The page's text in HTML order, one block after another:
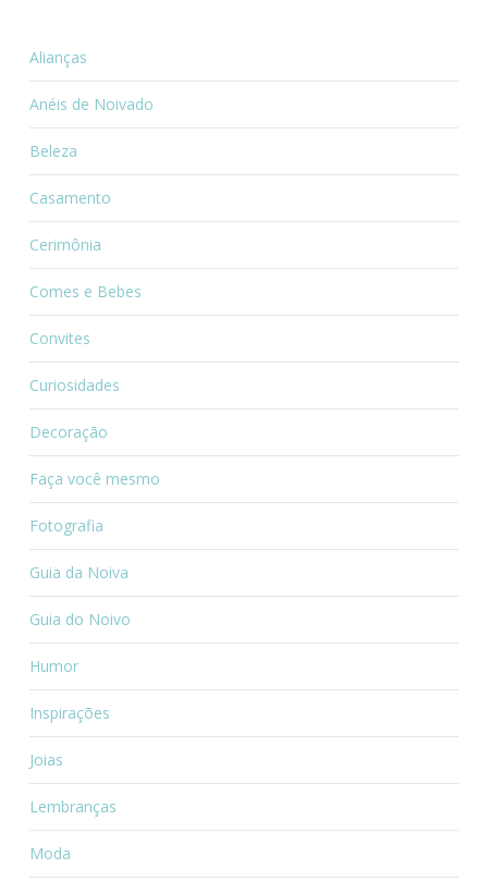
Alianças
Anéis de Noivado
Beleza
Casamento
Cerimônia
Comes e Bebes
Convites
Curiosidades
Decoração
Faça você mesmo
Fotografia
Guia da Noiva
Guia do Noivo
Humor
Inspirações
Joias
Lembranças
Moda